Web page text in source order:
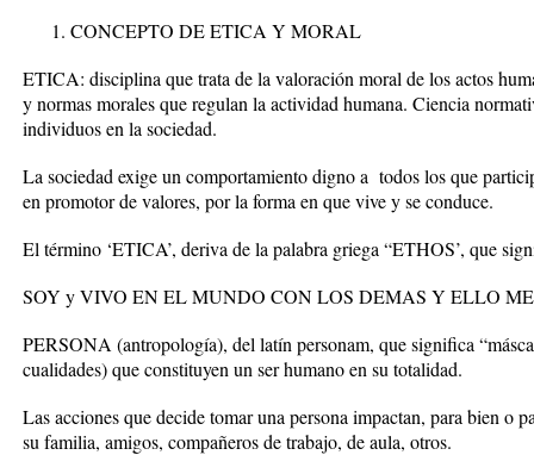
CONCEPTO DE ETICA Y MORAL
ETICA: disciplina que trata de la valoración moral de los actos
y normas morales que regulan la actividad humana. Ciencia
individuos en la sociedad.
La sociedad exige un comportamiento digno a todos los que
en promotor de valores, por la forma en que vive y se conduce.
El término ‘ETICA’, deriva de la palabra griega “ETHOS’, que
SOY y VIVO EN EL MUNDO CON LOS DEMAS Y ELLO
PERSONA (antropología), del latín personam, que significa
cualidades) que constituyen un ser humano en su totalidad.
Las acciones que decide tomar una persona impactan, para bien o
su familia, amigos, compañeros de trabajo, de aula, otros.